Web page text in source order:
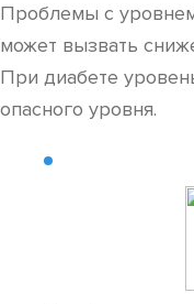
Проблемы с
может вызвать
При диабете
опасного уровня.